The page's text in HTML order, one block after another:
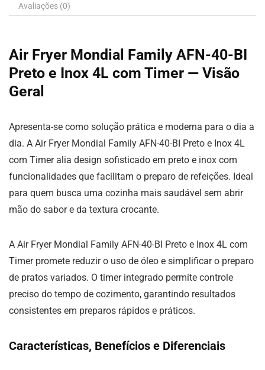
Avaliações (0)
Air Fryer Mondial Family AFN-40-BI
Preto e Inox 4L com Timer — Visão
Geral
Apresenta-se como solução prática e moderna para o dia a
dia. A Air Fryer Mondial Family AFN-40-BI Preto e Inox 4L
com Timer alia design sofisticado em preto e inox com
funcionalidades que facilitam o preparo de refeições. Ideal
para quem busca uma cozinha mais saudável sem abrir
mão do sabor e da textura crocante.
A Air Fryer Mondial Family AFN-40-BI Preto e Inox 4L com
Timer promete reduzir o uso de óleo e simplificar o preparo
de pratos variados. O timer integrado permite controle
preciso do tempo de cozimento, garantindo resultados
consistentes em preparos rápidos e práticos.
Características, Benefícios e Diferenciais